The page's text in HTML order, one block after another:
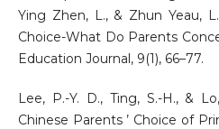
Ying Zhen, L., & Zhun Yeau,
Choice-What Do Parents
Education Journal, 9(1), 66–77.
Lee, P.-Y. D., Ting, S.-H., &
Chinese Parents ’ Choice of